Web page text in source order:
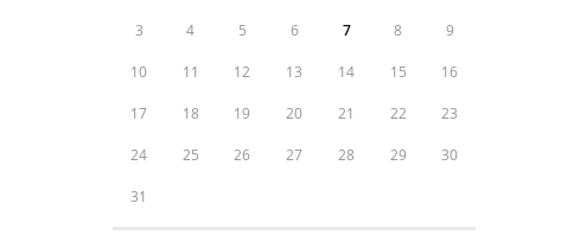
3 4 5 6 7 8 9
10 11 12 13 14 15 16
17 18 19 20 21 22 23
24 25 26 27 28 29 30
31